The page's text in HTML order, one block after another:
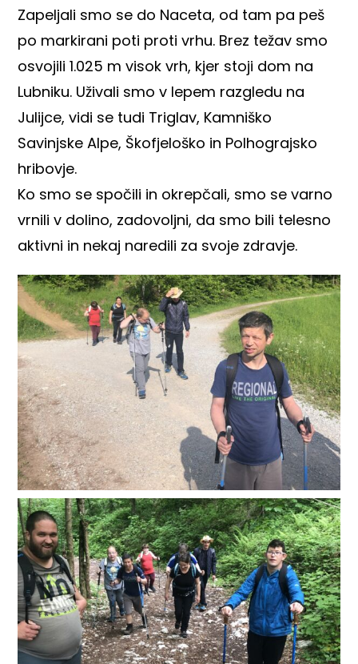
Zapeljali smo se do Naceta, od tam pa peš
po markirani poti proti vrhu. Brez težav smo
osvojili 1.025 m visok vrh, kjer stoji dom na
Lubniku. Uživali smo v lepem razgledu na
Julijce, vidi se tudi Triglav, Kamniško
Savinjske Alpe, Škofjeloško in Polhograjsko
hribovje.
Ko smo se spočili in okrepčali, smo se varno
vrnili v dolino, zadovoljni, da smo bili telesno
aktivni in nekaj naredili za svoje zdravje.